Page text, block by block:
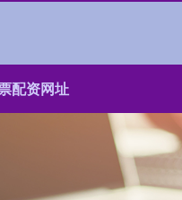
配资网址